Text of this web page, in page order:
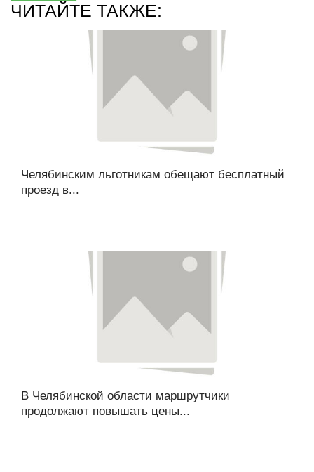
ЧИТАЙТЕ ТАКЖЕ:
Челябинским льготникам обещают бесплатный
проезд в...
В Челябинской области маршрутчики
продолжают повышать цены...